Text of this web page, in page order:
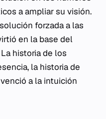
a ampliar su visión.
forzada a las
en la base del
historia de los
la historia de
a la intuición